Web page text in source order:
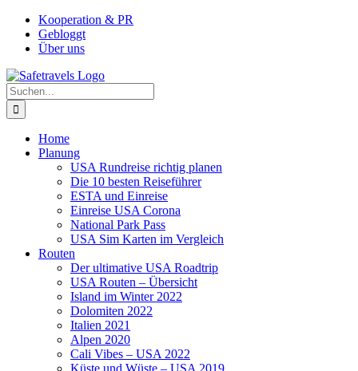
Zum
Inhalt
springen
Facebook
Instagram
YouTube
PinterestKooperation & PR
Gebloggt
Über uns
Suche
nach:
Home
Planung
USA Rundreise richtig planen
Die 10 besten Reiseführer
ESTA und Einreise
Einreise USA Corona
National Park Pass
USA Sim Karten im Vergleich
Routen
Der ultimative USA Roadtrip
USA Routen – Übersicht
Island im Winter 2022
Dolomiten 2022
Italien 2021
Alpen 2020
Cali Vibes – USA 2022
Küste und Wüste – USA 2019